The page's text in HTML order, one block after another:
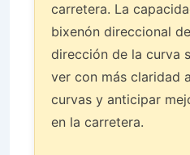
carretera. La
bixenón direccional
dirección de la curva
ver con más claridad
curvas y anticipar
en la carretera.